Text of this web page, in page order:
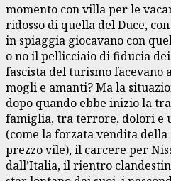
momento con villa per le
ridosso di quella del Duce,
in spiaggia giocavano con
o no il pellicciaio di fiducia
fascista del turismo facevano
mogli e amanti? Ma la
dopo quando ebbe inizio la
famiglia, tra terrore, dolori e
(come la forzata vendita
prezzo vile), il carcere per
dall’Italia, il rientro